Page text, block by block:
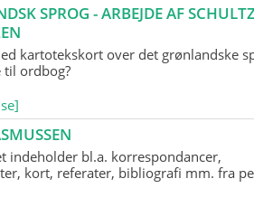
SPROG - ARBEJDE AF
kartotekskort over det grønlandske
til ordbog?
indeholder bl.a. korrespondancer,
kort, referater, bibliografi mm. fra